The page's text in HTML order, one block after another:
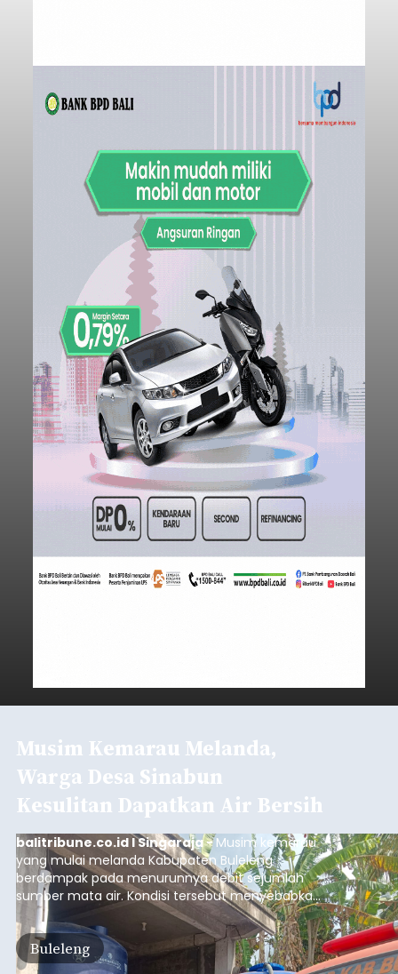
Musim Kemarau Melanda,
Warga Desa Sinabun
Kesulitan Dapatkan Air Bersih
balitribune.co.id I Singaraja -Musim kemarau
yang mulai melanda Kabupaten Buleleng
berdampak pada menurunnya debit sejumlah
sumber mata air. Kondisi tersebut menyebabkan
warga di beberapa desa mulai mengalami
kesulitan mendapatkan air bersih, terutama
untuk memenuhi kebutuhan mandi, cuci, dan
kakus (MCK). Seperti yang dialami warga Desa
Buleleng